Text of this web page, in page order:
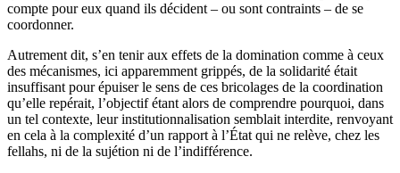
compte pour eux quand ils décident – ou sont contraints – de se
coordonner.
Autrement dit, s’en tenir aux effets de la domination comme à ceux
des mécanismes, ici apparemment grippés, de la solidarité était
insuffisant pour épuiser le sens de ces bricolages de la coordination
qu’elle repérait, l’objectif étant alors de comprendre pourquoi, dans
un tel contexte, leur institutionnalisation semblait interdite, renvoyant
en cela à la complexité d’un rapport à l’État qui ne relève, chez les
fellahs, ni de la sujétion ni de l’indifférence.